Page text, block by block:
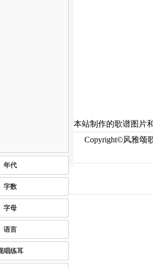
年代
字数
字母
语言
唱练耳
本站制作的歌谱图片
Copyright©风雅颂